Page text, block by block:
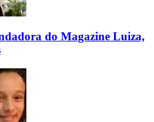
do Magazine Luiza,